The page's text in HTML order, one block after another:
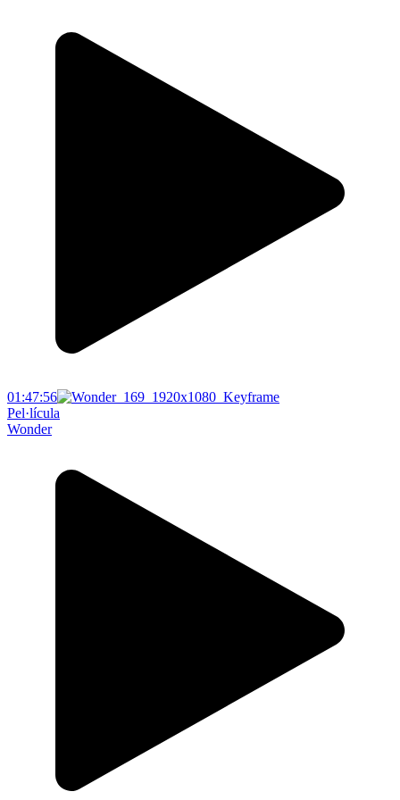
01:47:56
Pel·lícula
Wonder